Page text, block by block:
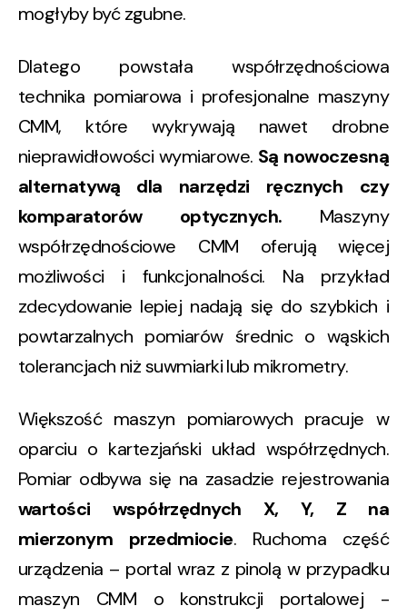
mogłyby być zgubne.
Dlatego powstała współrzędnościowa
technika pomiarowa i profesjonalne maszyny
CMM, które wykrywają nawet drobne
nieprawidłowości wymiarowe. Są nowoczesną
alternatywą dla narzędzi ręcznych czy
komparatorów optycznych. Maszyny
współrzędnościowe CMM oferują więcej
możliwości i funkcjonalności. Na przykład
zdecydowanie lepiej nadają się do szybkich i
powtarzalnych pomiarów średnic o wąskich
tolerancjach niż suwmiarki lub mikrometry.
Większość maszyn pomiarowych pracuje w
oparciu o kartezjański układ współrzędnych.
Pomiar odbywa się na zasadzie rejestrowania
wartości współrzędnych X, Y, Z na
mierzonym przedmiocie. Ruchoma część
urządzenia – portal wraz z pinolą w przypadku
maszyn CMM o konstrukcji portalowej -